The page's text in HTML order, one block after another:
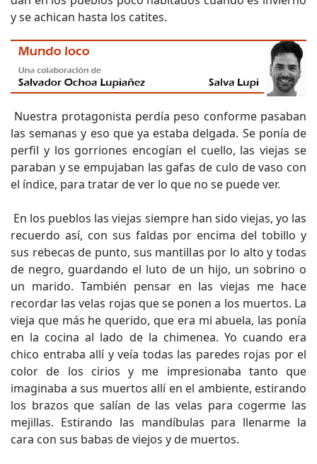
y se achican hasta los catites.
Nuestra protagonista perdía peso conforme pasaban
las semanas y eso que ya estaba delgada. Se ponía de
perfil y los gorriones encogían el cuello, las viejas se
paraban y se empujaban las gafas de culo de vaso con
el índice, para tratar de ver lo que no se puede ver.
En los pueblos las viejas siempre han sido viejas, yo las
recuerdo así, con sus faldas por encima del tobillo y
sus rebecas de punto, sus mantillas por lo alto y todas
de negro, guardando el luto de un hijo, un sobrino o
un marido. También pensar en las viejas me hace
recordar las velas rojas que se ponen a los muertos. La
vieja que más he querido, que era mi abuela, las ponía
en la cocina al lado de la chimenea. Yo cuando era
chico entraba allí y veía todas las paredes rojas por el
color de los cirios y me impresionaba tanto que
imaginaba a sus muertos allí en el ambiente, estirando
los brazos que salían de las velas para cogerme las
mejillas. Estirando las mandíbulas para llenarme la
cara con sus babas de viejos y de muertos.